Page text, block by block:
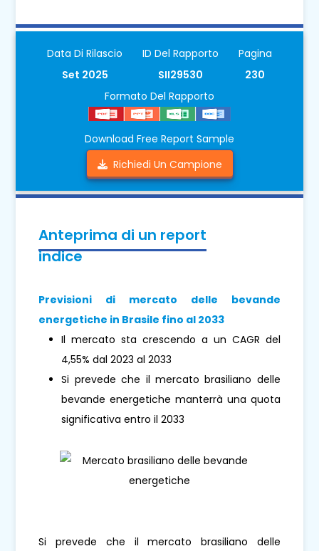
Data Di Rilascio
Set 2025
ID Del Rapporto
SII29530
Pagina
230
Formato Del Rapporto
Download Free Report Sample
Richiedi Un Campione
Anteprima di un report
indice
Previsioni di mercato delle bevande
energetiche in Brasile fino al 2033
Il mercato sta crescendo a un CAGR del
4,55% dal 2023 al 2033
Si prevede che il mercato brasiliano delle
bevande energetiche manterrà una quota
significativa entro il 2033
Si prevede che il mercato brasiliano delle